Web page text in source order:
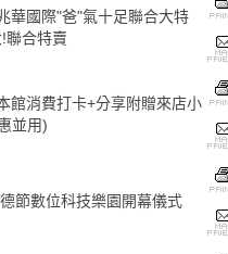
華國際"爸"氣十足聯合大特
聯合特賣
館消費打卡+分享附贈來店小
並用)
節數位科技樂園開幕儀式